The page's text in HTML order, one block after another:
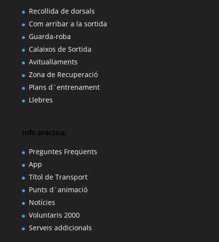
Recollida de dorsals
Com arribar a la sortida
Guarda-roba
Calaixos de Sortida
Avituallaments
Zona de Recuperació
Plans d´entrenament
Llebres
Info práctica:
Preguntes Freqüents
App
Títol de Transport
Punts d´animació
Notícies
Voluntaris 2000
Serveis addicionals